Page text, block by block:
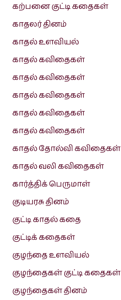
கற்பனை குட்டி கதைகள்
காதலர் தினம்
காதல் உளவியல்
காதல் கவிதைகள்
காதல் கவிதைகள்
காதல் கவிதைகள்
காதல் கவிதைகள்
காதல் கவிதைகள்
காதல் தோல்வி கவிதைகள்
காதல் வலி கவிதைகள்
கார்த்திக் பெருமாள்
குடியரசு தினம்
குட்டி காதல் கதை
குட்டிக் கதைகள்
குழந்தை உளவியல்
குழந்தைகள் குட்டி கதைகள்
குழந்தைகள் தினம்